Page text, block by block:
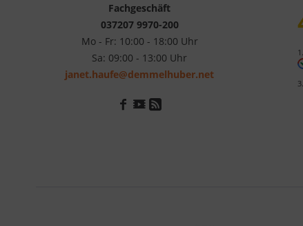
Fachgeschäft
037207 9970-200
Mo - Fr: 10:00 - 18:00 Uhr
Sa: 09:00 - 13:00 Uhr
janet.haufe@demmelhuber.net